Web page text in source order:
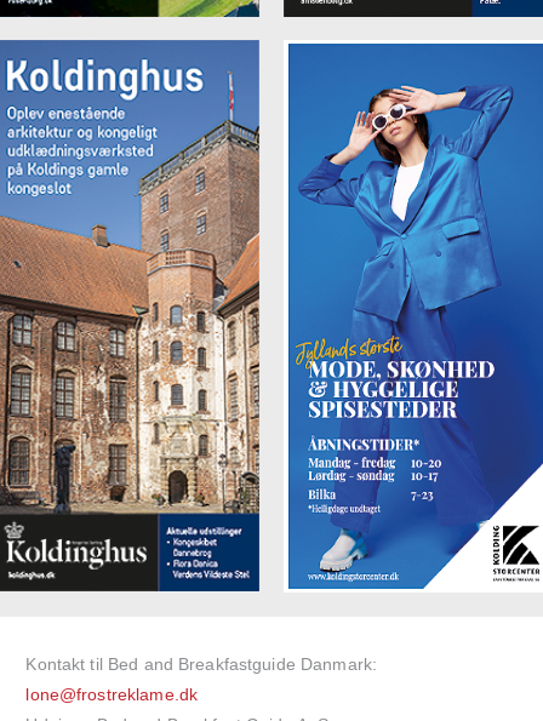
Kontakt til Bed and Breakfastguide Danmark:
lone@frostreklame.dk